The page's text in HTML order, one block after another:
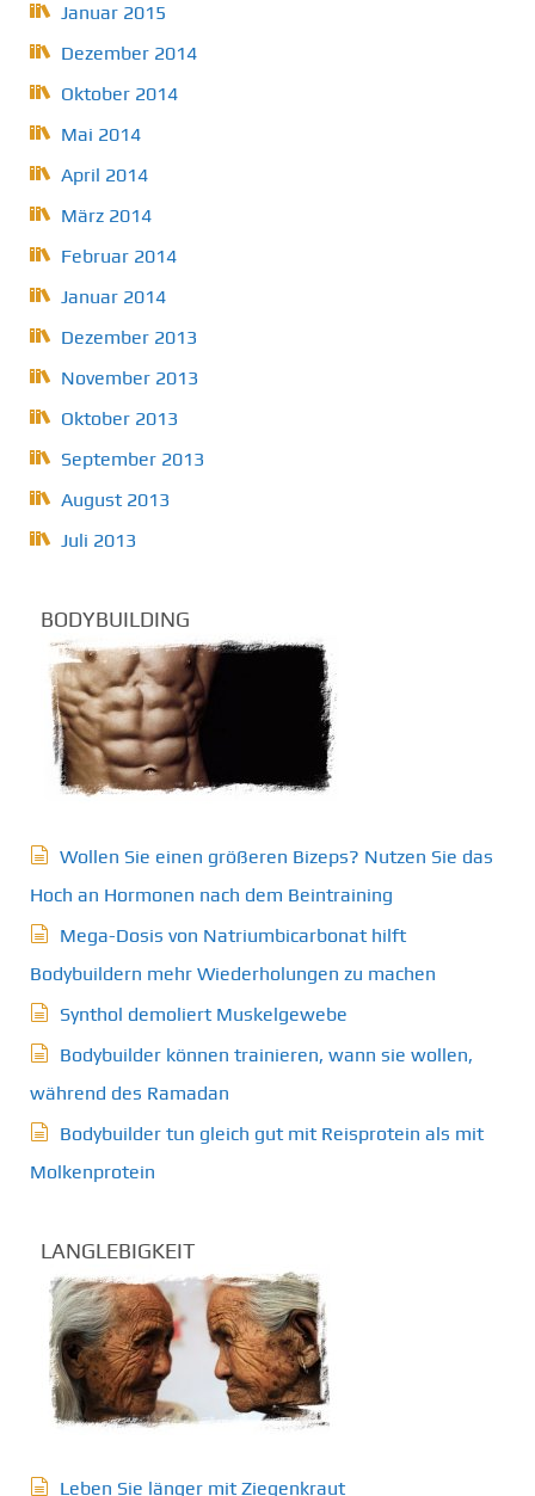
Januar 2015
Dezember 2014
Oktober 2014
Mai 2014
April 2014
März 2014
Februar 2014
Januar 2014
Dezember 2013
November 2013
Oktober 2013
September 2013
August 2013
Juli 2013
BODYBUILDING
Wollen Sie einen größeren Bizeps? Nutzen Sie das
Hoch an Hormonen nach dem Beintraining
Mega-Dosis von Natriumbicarbonat hilft
Bodybuildern mehr Wiederholungen zu machen
Synthol demoliert Muskelgewebe
Bodybuilder können trainieren, wann sie wollen,
während des Ramadan
Bodybuilder tun gleich gut mit Reisprotein als mit
Molkenprotein
LANGLEBIGKEIT
Leben Sie länger mit Ziegenkraut